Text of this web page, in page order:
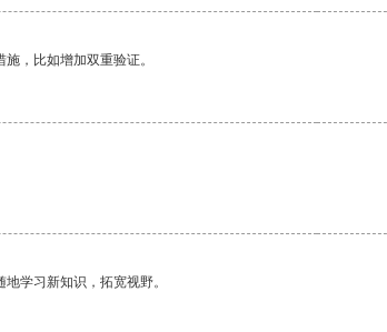
，比如增加双重验证。
学习新知识，拓宽视野。